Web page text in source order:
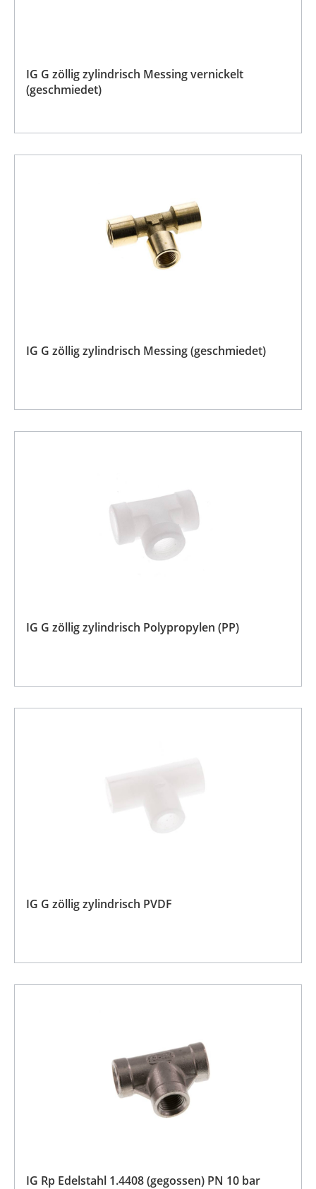
IG G zöllig zylindrisch Messing vernickelt
(geschmiedet)
IG G zöllig zylindrisch Messing (geschmiedet)
IG G zöllig zylindrisch Polypropylen (PP)
IG G zöllig zylindrisch PVDF
IG Rp Edelstahl 1.4408 (gegossen) PN 10 bar